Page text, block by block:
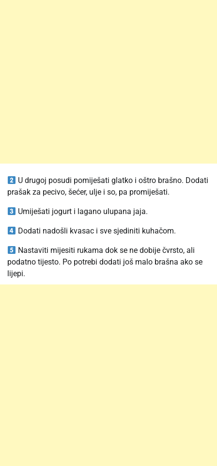
U drugoj posudi pomiješati glatko i oštro brašno. Dodati
prašak za pecivo, šećer, ulje i so, pa promiješati.
Umiješati jogurt i lagano ulupana jaja.
Dodati nadošli kvasac i sve sjediniti kuhačom.
Nastaviti mijesiti rukama dok se ne dobije čvrsto, ali
podatno tijesto. Po potrebi dodati još malo brašna ako se
lijepi.